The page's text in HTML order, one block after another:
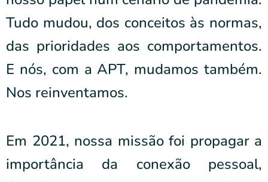
Tudo mudou, dos conceitos às normas,
das prioridades aos comportamentos.
E nós, com a APT, mudamos também.
Nos reinventamos.
Em 2021, nossa missão foi propagar a
importância da conexão pessoal,